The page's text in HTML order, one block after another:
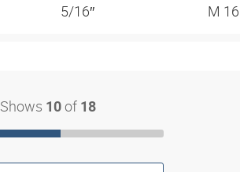
5/16″ M 16
Shows 10 of 18